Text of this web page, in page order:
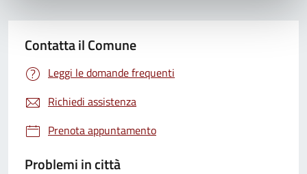
Contatta il Comune
Leggi le domande frequenti
Richiedi assistenza
Prenota appuntamento
Problemi in città